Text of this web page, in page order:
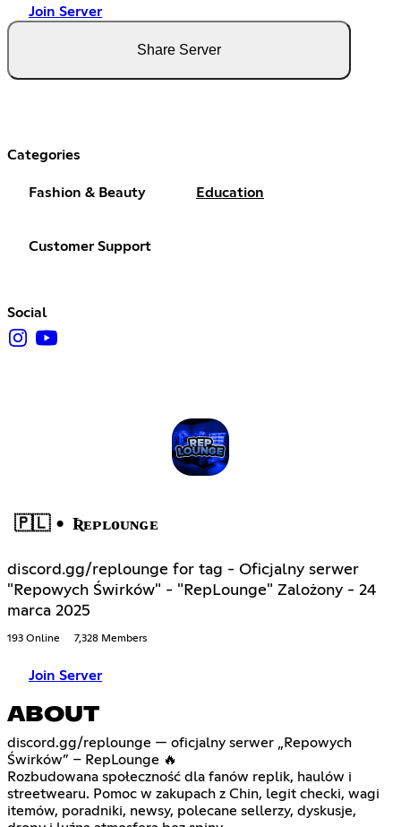
Join Server
Share Server
Categories
Fashion & Beauty Education
Customer Support
Social
🇵🇱 • Ʀᴇᴘʟᴏᴜɴɢᴇ
discord.gg/replounge for tag - Oficjalny serwer
"Repowych Świrków" - "RepLounge" Zalożony - 24
marca 2025
193 Online 7,328 Members
Join Server
ABOUT
discord.gg/replounge — oficjalny serwer „Repowych
Świrków” – RepLounge 🔥
Rozbudowana społeczność dla fanów replik, haulów i
streetwearu. Pomoc w zakupach z Chin, legit checki, wagi
itemów, poradniki, newsy, polecane sellerzy, dyskusje,